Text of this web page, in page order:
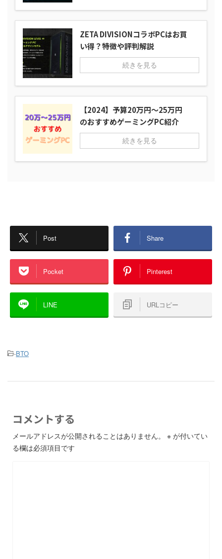
ZETA DIVISIONコラボPCはお買
い得？特徴や評判解説
続きを見る
【2024】予算20万円～25万円
のおすすめゲーミングPC紹介
続きを見る
Post Share
Pocket Pinterest
LINE URLコピー
-BTO
コメントする
メールアドレスが公開されることはありません。 ※ が付いてい
る欄は必須項目です